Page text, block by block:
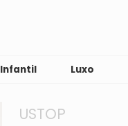
Infantil Luxo
USTOP